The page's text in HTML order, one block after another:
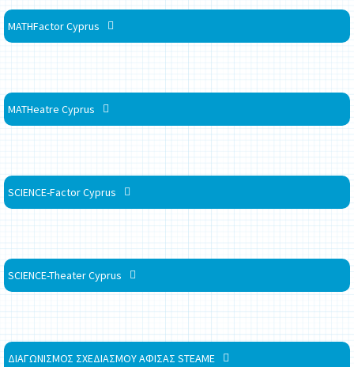
MATHFactor Cyprus
MATHeatre Cyprus
SCIENCE-Factor Cyprus
SCIENCE-Theater Cyprus
ΔΙΑΓΩΝΙΣΜΟΣ ΣΧΕΔΙΑΣΜΟΥ ΑΦΙΣΑΣ STEAME